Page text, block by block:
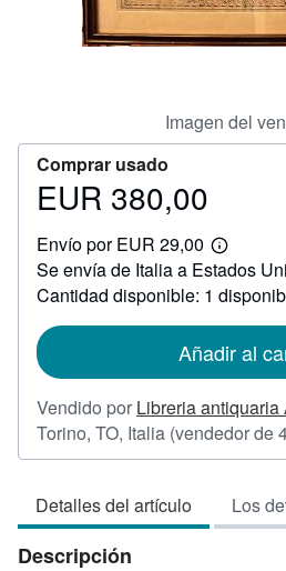
CERRAR
Imagen del
Comprar usado
Precio
380,00
EUR 380,00
Envío por EUR 29,00
Más
sobre
las
envío
Se envía de Italia a Estados
Cantidad disponible: 1
Añadir al
Vendido por Libreria
Torino, TO, Italia (vendedor de
Detalles del artículo Los
Descripción